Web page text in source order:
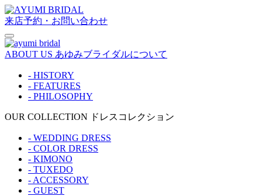
来店予約・お問い合わせ
ABOUT US あゆみブライダルについて
- HISTORY
- FEATURES
- PHILOSOPHY
OUR COLLECTION ドレスコレクション
- WEDDING DRESS
- COLOR DRESS
- KIMONO
- TUXEDO
- ACCESSORY
- GUEST